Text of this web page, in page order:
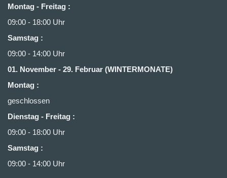
Montag - Freitag :
09:00 - 18:00 Uhr
Samstag :
09:00 - 14:00 Uhr
01. November - 29. Februar (WINTERMONATE)
Montag :
geschlossen
Dienstag - Freitag :
09:00 - 18:00 Uhr
Samstag :
09:00 - 14:00 Uhr